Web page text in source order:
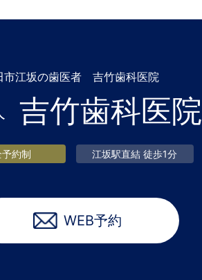
市江坂の歯医者 吉竹歯科医院
吉竹歯科医院
予約制 江坂駅直結 徒歩1分
WEB予約